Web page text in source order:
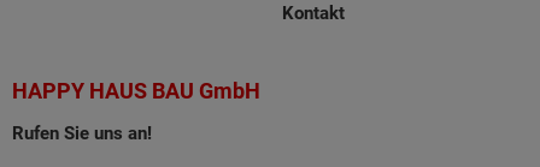
Kontakt
HAPPY HAUS BAU GmbH
Rufen Sie uns an!